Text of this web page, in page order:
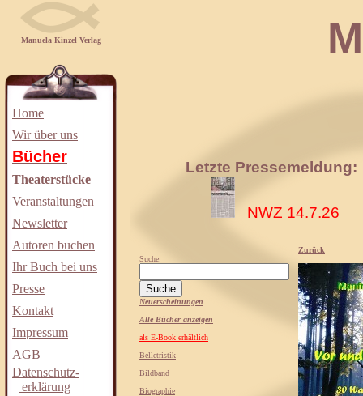
Manuela Kinzel Verlag
Home
Wir über uns
Bücher
Theaterstücke
Veranstaltungen
Newsletter
Autoren buchen
Ihr Buch bei uns
Presse
Kontakt
Impressum
AGB
Datenschutz-
erklärung
Letzte Pressemeldung:
NWZ 14.7.26
Suche:
Neuerscheinungen
Alle Bücher anzeigen
als E-Book erhältlich
Belletristik
Bildband
Biographie
Zurück